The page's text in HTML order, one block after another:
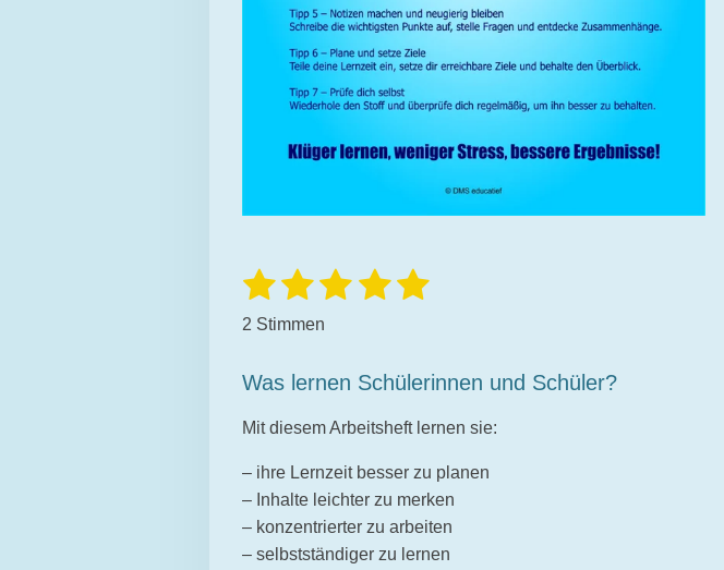
B
w
r
t
n
g
:
5
1
S
e
r
n
2
S
e
r
n
e
3
S
e
r
n
e
4
e
r
n
e
5
e
r
n
e
B
t
u
g
b
s
e
n
d
2 Stimmen
Was lernen Schülerinnen und Schüler?
Mit diesem Arbeitsheft lernen sie:
– ihre Lernzeit besser zu planen
– Inhalte leichter zu merken
– konzentrierter zu arbeiten
– selbstständiger zu lernen